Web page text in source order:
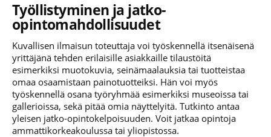
Työllistyminen ja jatko-
opintomahdollisuudet
Kuvallisen ilmaisun toteuttaja voi työskennellä itsenäisenä
yrittäjänä tehden erilaisille asiakkaille tilaustöitä
esimerkiksi muotokuvia, seinämaalauksia tai tuotteistaa
omaa osaamistaan painotuotteiksi. Hän voi myös
työskennellä osana työryhmää esimerkiksi museoissa tai
gallerioissa, sekä pitää omia näyttelyitä. Tutkinto antaa
yleisen jatko-opintokelpoisuuden. Voit jatkaa opintoja
ammattikorkeakoulussa tai yliopistossa.